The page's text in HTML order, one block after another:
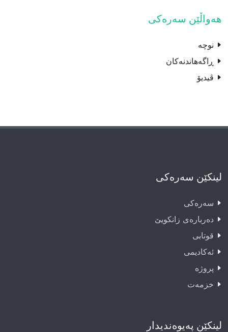
هەواڵێن سەرەکی
نوچە
ڕاگەهاندنەکان
ڤیدیۆ
لینکێن سەرەکی
سەرەکى
دەربارەى زانکویێ
قوتابى
ئەکادیمى
پروژە
خزمەت
لینکێن پەیوەندیدار